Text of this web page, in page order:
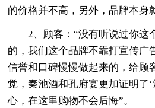
的价格并不高，另外，品牌本身
2、顾客：“没有听说过你这
的，我们这个品牌不靠打宣传广
信誉和口碑慢慢做起来的，给顾
觉，秦池酒和孔府宴更加证明了
心，在这里购物不会后悔”。